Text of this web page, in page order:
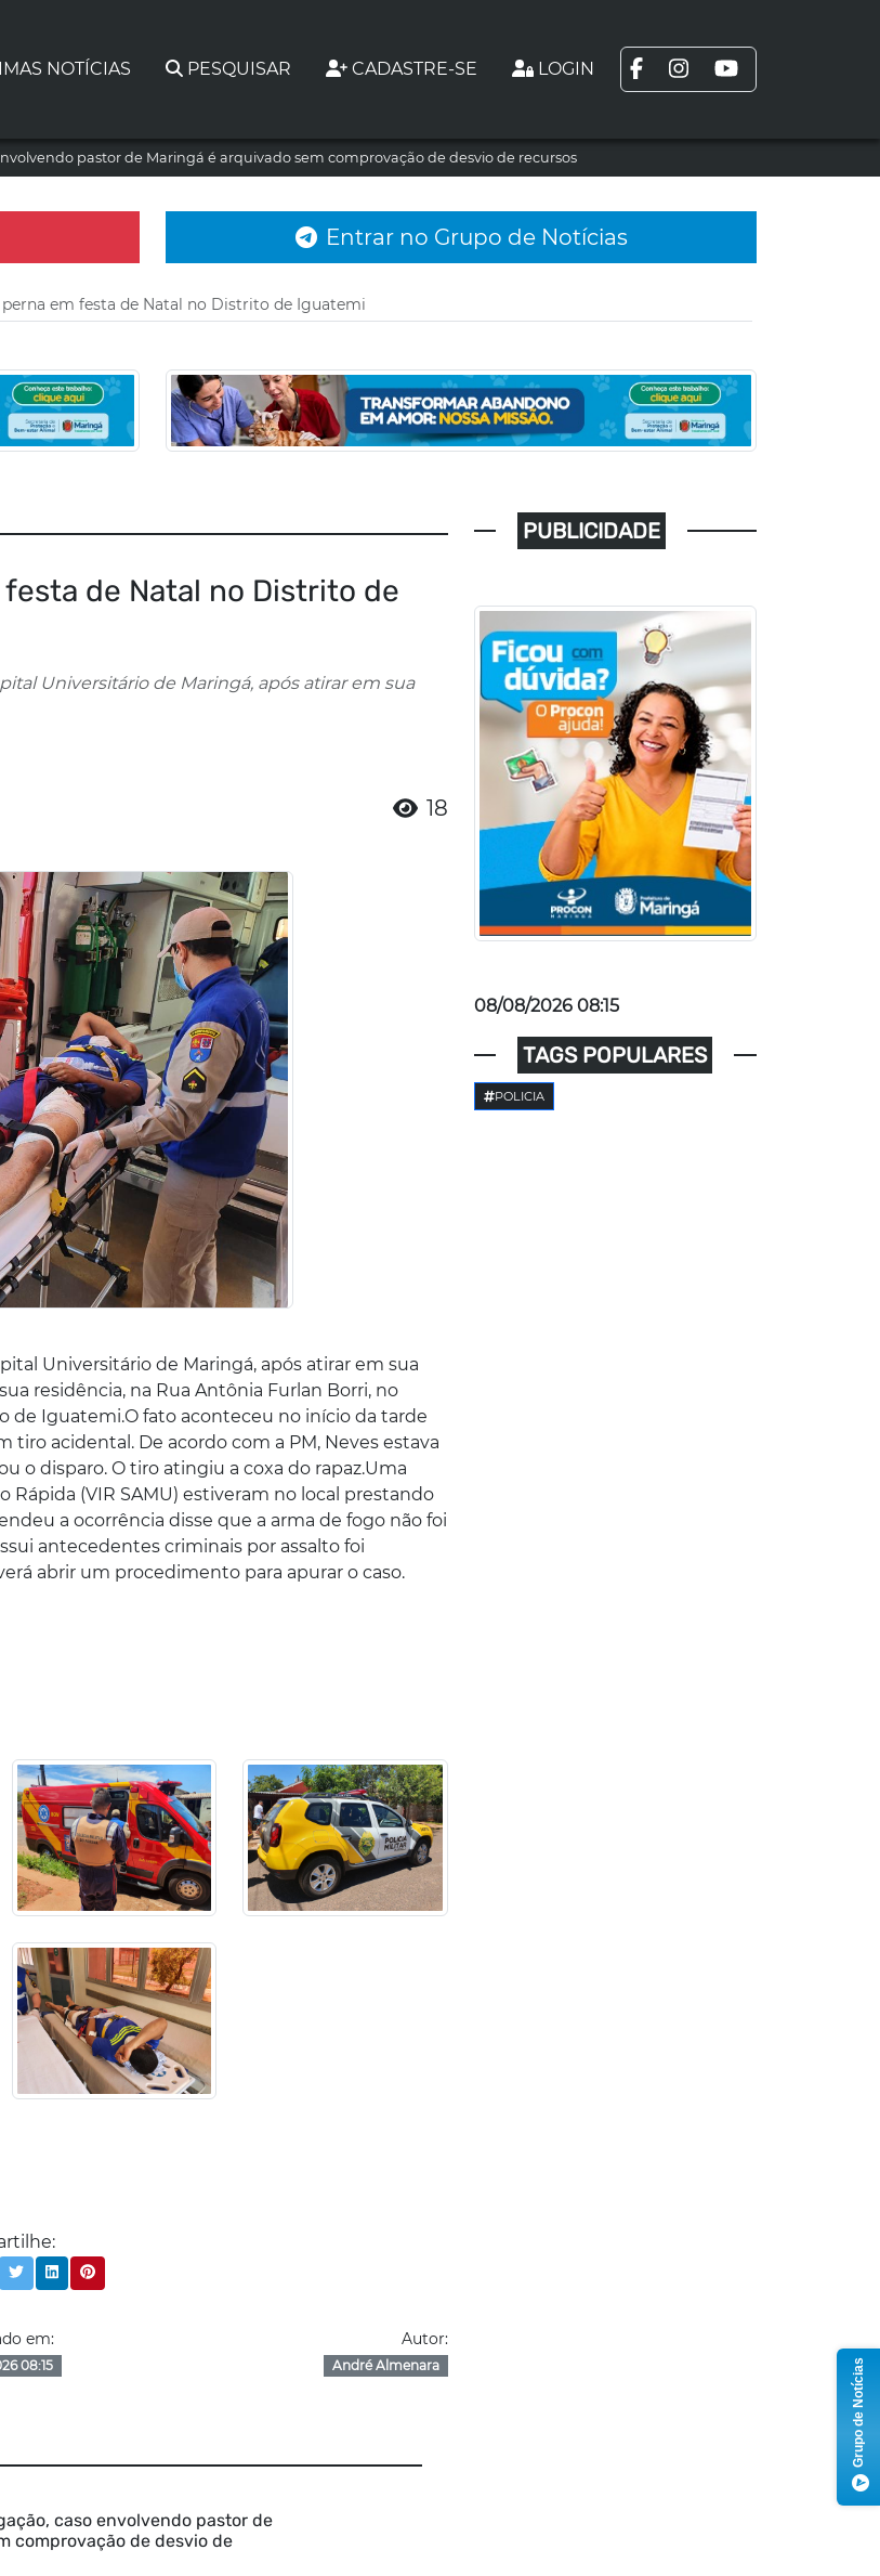
NOTÍCIAS PESQUISAR CADASTRE-SE LOGIN
pastor de Maringá é arquivado sem comprovação de desvio de recursos
Entrar no Grupo de Notícias
em festa de Natal no Distrito de Iguatemi
de Natal no Distrito de
Universitário de Maringá, após atirar em sua
18
Universitário de Maringá, após atirar em sua
residência, na Rua Antônia Furlan Borri, no
Iguatemi.O fato aconteceu no início da tarde
acidental. De acordo com a PM, Neves estava
o disparo. O tiro atingiu a coxa do rapaz.Uma
(VIR SAMU) estiveram no local prestando
a ocorrência disse que a arma de fogo não foi
antecedentes criminais por assalto foi
abrir um procedimento para apurar o caso.
em:
08:15
Autor:
André Almenara
caso envolvendo pastor de
comprovação de desvio de
PUBLICIDADE
08/08/2026 08:15
TAGS POPULARES
POLICIA
Grupo de Notícias